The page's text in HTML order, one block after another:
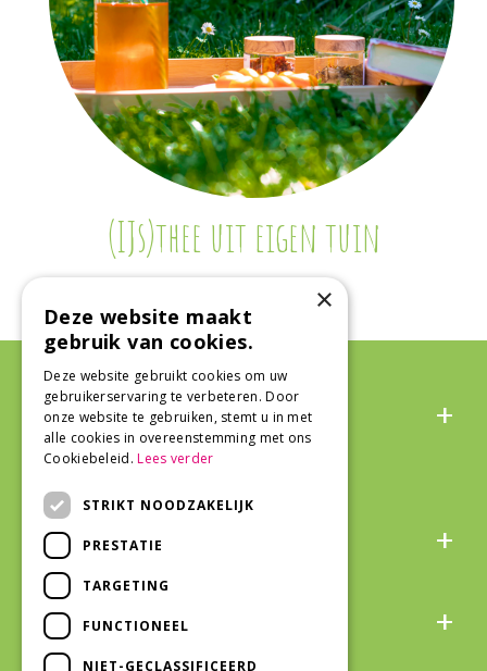
(IJs)thee uit eigen tuin
Algemeen
Over ons
Snel naar
×
Deze website maakt
gebruik van cookies.
Deze website gebruikt cookies om uw
gebruikerservaring te verbeteren. Door
onze website te gebruiken, stemt u in met
alle cookies in overeenstemming met ons
Cookiebeleid.Lees verder
STRIKT NOODZAKELIJK
PRESTATIE
TARGETING
FUNCTIONEEL
NIET-GECLASSIFICEERD